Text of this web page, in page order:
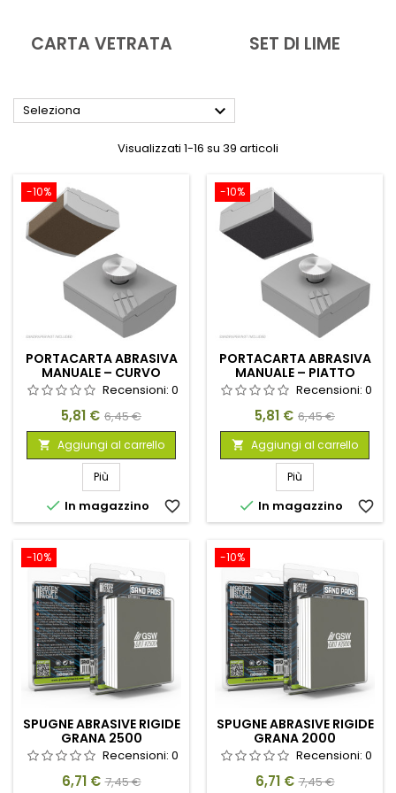
CARTA VETRATA SET DI LIME
Seleziona 
Visualizzati 1-16 su 39 articoli
-10%
PORTACARTA ABRASIVA
MANUALE – CURVO
Recensioni: 0
Prezzo
5,81 € Prezzo
base
6,45 €
 Aggiungi al carrello
Più
 In magazzino favorite_border
-10%
PORTACARTA ABRASIVA
MANUALE – PIATTO
Recensioni: 0
Prezzo
5,81 € Prezzo
base
6,45 €
 Aggiungi al carrello
Più
 In magazzino favorite_border
-10%
SPUGNE ABRASIVE RIGIDE
GRANA 2500
Recensioni: 0
Prezzo
6,71 € Prezzo
7,45 €
-10%
SPUGNE ABRASIVE RIGIDE
GRANA 2000
Recensioni: 0
Prezzo
6,71 € Prezzo
7,45 €